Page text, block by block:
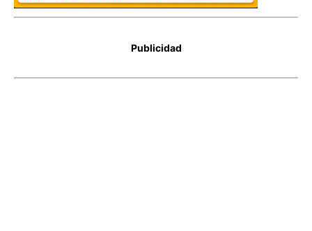
Publicidad